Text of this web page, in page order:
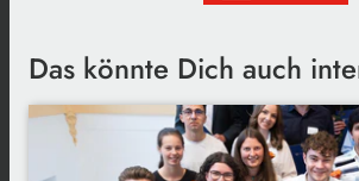
Das könnte Dich auch